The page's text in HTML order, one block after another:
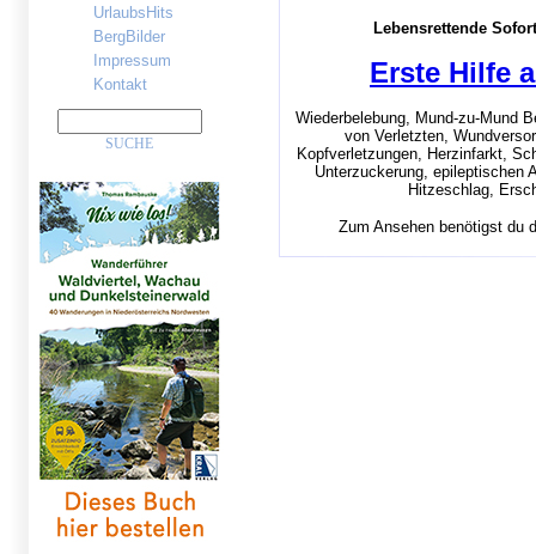
UrlaubsHits
BergBilder
Impressum
Kontakt
Lebensrettende
Erste Hilfe
Wiederbelebung, Mund-zu-Mund
von Verletzten,
Kopfverletzungen, Herzinfarkt,
Unterzuckerung, epileptischen
Hitzeschlag,
Zum Ansehen benötigst du